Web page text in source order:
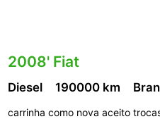
2008' Fiat
Diesel 190000 km
carrinha como nova aceito